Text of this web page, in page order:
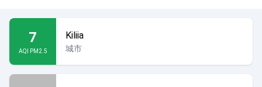
7
AQI PM2.5
Kiliia
城市